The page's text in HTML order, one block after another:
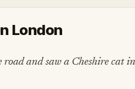
London
and saw a Cheshire cat